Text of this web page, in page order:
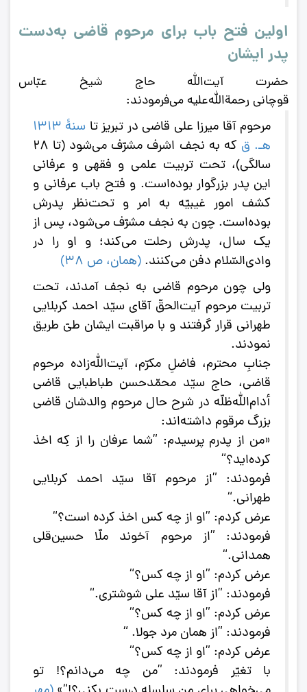
اولین فتح باب برای مرحوم قاضی به‌دست
پدر ایشان
حضرت آیت‌الله حاج شیخ عبّاس
قوچانی رحمة‌الله‌علیه می‌فرمودند:
مرحوم آقا میرزا علی قاضی در تبریز تا
سنۀ ١٣١٣
هـ. ق
که به‌ نجف اشرف مشرّف می‌شود (تا 28
سالگی)، تحت تربیت علمی و فقهی و عرفانی
این پدر بزرگوار بوده‌است. و فتح باب عرفانی و
کشف امور غیبیّه به امر و تحت‌نظر پدرش
بوده‌است. چون به نجف مشرّف می‌شود، پس از
یک ‌سال، پدرش رحلت می‌کند؛ و او را در
وادی‌السّلام دفن می‌کنند. (همان، ص 38
)
ولی چون مرحوم قاضی به نجف آمدند، تحت
تربیت مرحوم آیت‌الحقّ آقای سیّد احمد کربلایی
طهرانی قرار گرفتند و با مراقبت ایشان طیّ طریق
نمودند.
جنابِ محترم‌، فاضل‌ِ مکرّم‌، آیت‌الله‌‌زاده مرحوم‌
قاضی‌، حاج‌ سیّد محمّدحسن‌ طباطبایی قاضی
أدام‌‌الله‌‌ظلّه‌ در شرح‌ حال‌ مرحوم‌ والدشان‌ قاضی
بزرگ‌ مرقوم‌ داشته‌اند:
«من‌ از پدرم‌ پرسیدم‌: ”شما عرفان‌ را از کِه‌ اخذ
کرده‌اید؟“
فرمودند: ”از مرحوم‌ آقا سیّد احمد کربلایی‌
طهرانی.‌“
عرض‌ کردم‌: ”او از چه‌ کس‌ اخذ کرده‌ است‌؟“
فرمودند: ”از مرحوم‌ آخوند ملّا حسین‌قلی‌
همدانی‌.“
عرض‌ کردم‌: ”او از چه‌ کس‌؟“
فرمودند: ”از آقا سیّد علی‌ شوشتری‌.“
عرض‌ کردم‌: ”او از چه‌ کس؟“
فرمودند: ”از همان‌ مرد جولا. “
عرض‌ کردم‌: ”او از چه‌ کس؟“
با تغیّر فرمودند: ”من‌ چه‌ می‌دانم؟! تو